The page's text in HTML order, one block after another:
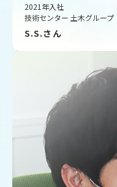
2021年入社
技術センター 土木グループ
S.S.さん